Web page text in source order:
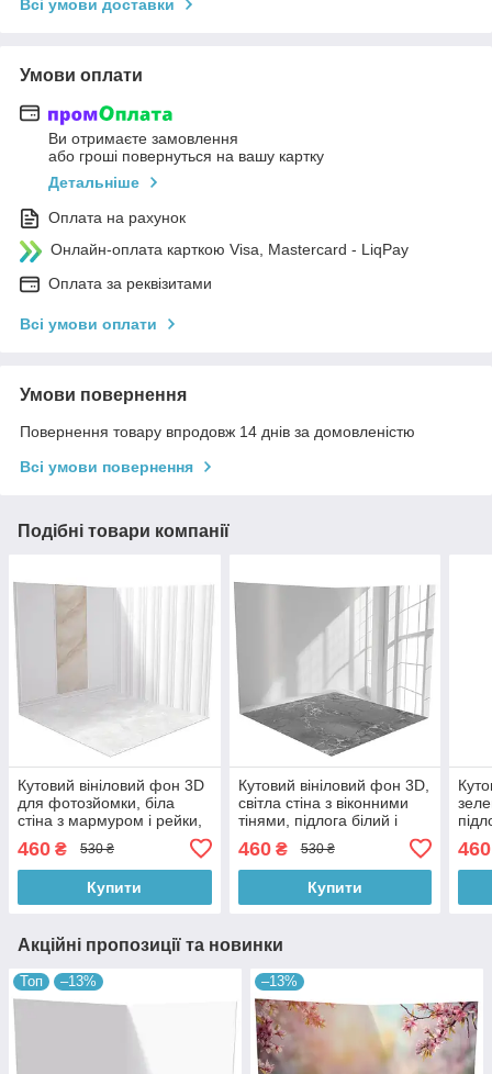
Всі умови доставки
Умови оплати
Ви отримаєте замовлення
або гроші повернуться на вашу картку
Детальніше
Оплата на рахунок
Онлайн-оплата карткою Visa, Mastercard - LiqPay
Оплата за реквізитами
Всі умови оплати
Умови повернення
Повернення товару впродовж 14 днів за домовленістю
Всі умови повернення
Подібні товари компанії
Кутовий вініловий фон 3D
для фотозйомки, біла
стіна з мармуром і рейки,
підлога бежевий мармур,
50×50 см, №58353
460 ₴ 530 ₴
Купити
Кутовий вініловий фон 3D,
світла стіна з віконними
тінями, підлога білий і
сірий мармур, 50×50 см,
№58378
460₴ 530 ₴
Купити
460
Акційні пропозиції та новинки
Топ –13% –13%